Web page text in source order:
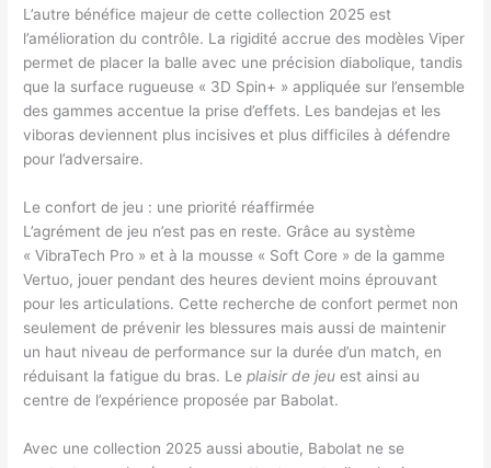
L’autre bénéfice majeur de cette collection 2025 est
l’amélioration du contrôle. La rigidité accrue des modèles Viper
permet de placer la balle avec une précision diabolique, tandis
que la surface rugueuse « 3D Spin+ » appliquée sur l’ensemble
des gammes accentue la prise d’effets. Les bandejas et les
viboras deviennent plus incisives et plus difficiles à défendre
pour l’adversaire.
Le confort de jeu : une priorité réaffirmée
L’agrément de jeu n’est pas en reste. Grâce au système
« VibraTech Pro » et à la mousse « Soft Core » de la gamme
Vertuo, jouer pendant des heures devient moins éprouvant
pour les articulations. Cette recherche de confort permet non
seulement de prévenir les blessures mais aussi de maintenir
un haut niveau de performance sur la durée d’un match, en
réduisant la fatigue du bras. Leplaisir de jeu est ainsi au
centre de l’expérience proposée par Babolat.
Avec une collection 2025 aussi aboutie, Babolat ne se